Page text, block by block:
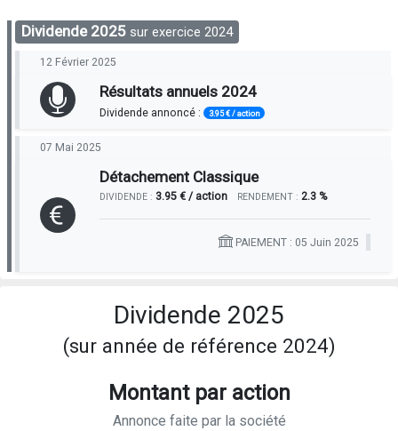
Dividende 2025 sur exercice 2024
12 Février 2025
Résultats annuels 2024
Dividende annoncé : 3.95 € / action
07 Mai 2025
Détachement Classique
DIVIDENDE : 3.95 € / action RENDEMENT : 2.3 %
PAIEMENT : 05 Juin 2025
Dividende 2025
(sur année de référence 2024)
Montant par action
Annonce faite par la société